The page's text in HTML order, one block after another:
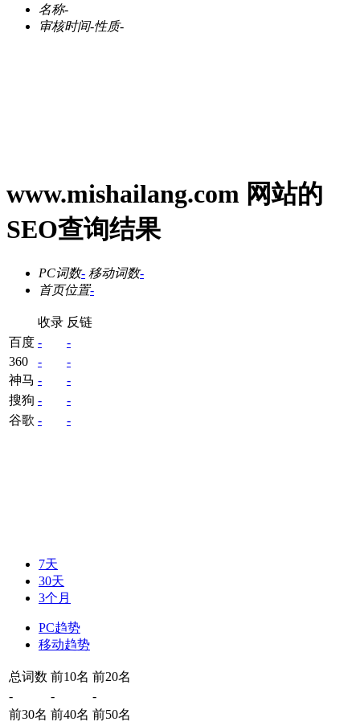
名称-
审核时间-性质-
www.mishailang.com 网站的
SEO查询结果
PC词数- 移动词数-
首页位置-
收录 反链
百度 -
-
360
-
-
神马 -
-
搜狗 -
-
谷歌 - -
7天
30天
3个月
PC趋势
移动趋势
总词数 前10名 前20名
-
-
-
前30名 前40名 前50名